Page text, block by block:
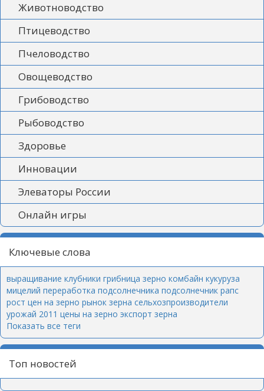
Животноводство
Птицеводство
Пчеловодство
Овощеводство
Грибоводство
Рыбоводство
Здоровье
Инновации
Элеваторы России
Онлайн игры
Ключевые слова
выращивание клубники грибница зерно комбайн кукуруза
мицелий переработка подсолнечника подсолнечник рапс
рост цен на зерно рынок зерна сельхозпроизводители
урожай 2011 цены на зерно экспорт зерна
Показать все теги
Топ новостей